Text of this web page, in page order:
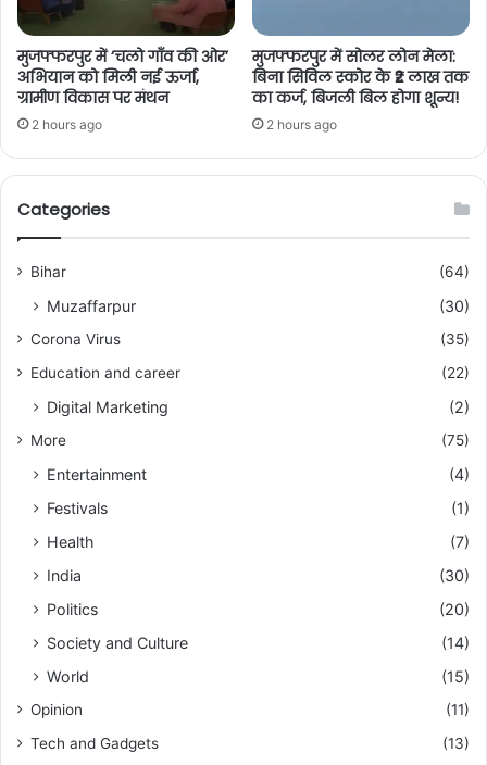
मुजफ्फरपुर में ‘चलो गाँव की ओर’
अभियान को मिली नई ऊर्जा,
ग्रामीण विकास पर मंथन
2 hours ago
मुजफ्फरपुर में सोलर लोन मेला:
बिना सिविल स्कोर के ₹2 लाख तक
का कर्ज, बिजली बिल होगा शून्य!
2 hours ago
Categories
Bihar (64)
Muzaffarpur (30)
Corona Virus
(35)
Education and career
(22)
Digital Marketing (2)
More (75)
Entertainment
(4)
Festivals
(1)
Health
(7)
India
(30)
Politics
(20)
Society and Culture
(14)
World
(15)
Opinion
(11)
Tech and Gadgets
(13)